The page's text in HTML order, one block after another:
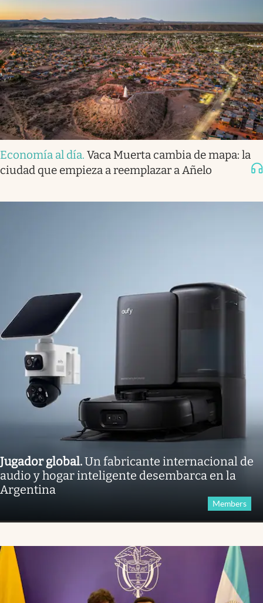
Economía al día. Vaca Muerta cambia de mapa: la
ciudad que empieza a reemplazar a Añelo
Jugador global.Un fabricante internacional de
audio y hogar inteligente desembarca en la
Argentina
Members